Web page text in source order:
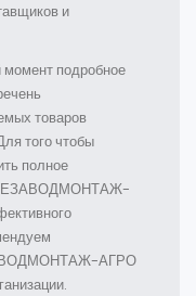
и
подробное
товаров
того чтобы
полное
АГРО